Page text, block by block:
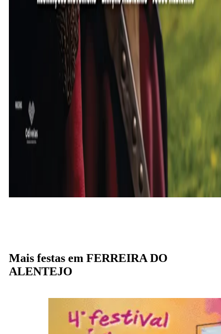
Mais festas em FERREIRA DO
ALENTEJO